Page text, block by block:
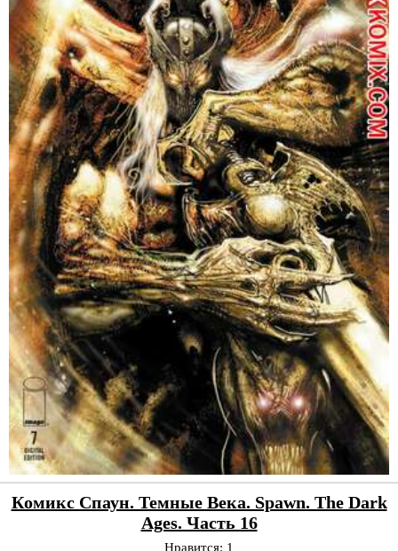
Комикс Спаун. Темные Века. Spawn. The Dark
Ages. Часть 16
Нравится: 1